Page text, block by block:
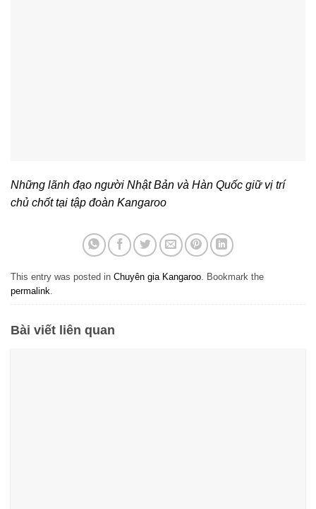
Những lãnh đạo người Nhật Bản và Hàn Quốc giữ vị trí
chủ chốt tại tập đoàn Kangaroo
This entry was posted in Chuyên gia Kangaroo. Bookmark the
permalink.
Bài viết liên quan